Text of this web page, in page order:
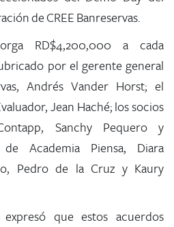
de CREE Banreservas.
RD$4,200,000 a cada
por el gerente general
Andrés Vander Horst; el
Jean Haché; los socios
Sanchy Pequero y
Academia Piensa, Diara
Pedro de la Cruz y Kaury
que estos acuerdos